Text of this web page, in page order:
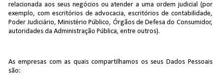
relacionada aos seus negócios ou atender a uma ordem judicial (por
exemplo, com escritórios de advocacia, escritórios de contabilidade,
Poder Judiciário, Ministério Público, Órgãos de Defesa do Consumidor,
autoridades da Administração Pública, entre outros).
As empresas com as quais compartilhamos os seus Dados Pessoais
são: